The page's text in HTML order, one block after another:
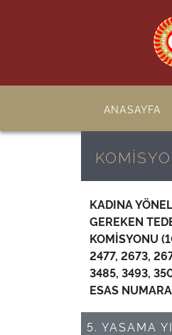
ANASAYFA
KADINA
GEREKEN
KOMİSYONU
2477, 2673,
3485, 3493,
ESAS
5. YASAMA